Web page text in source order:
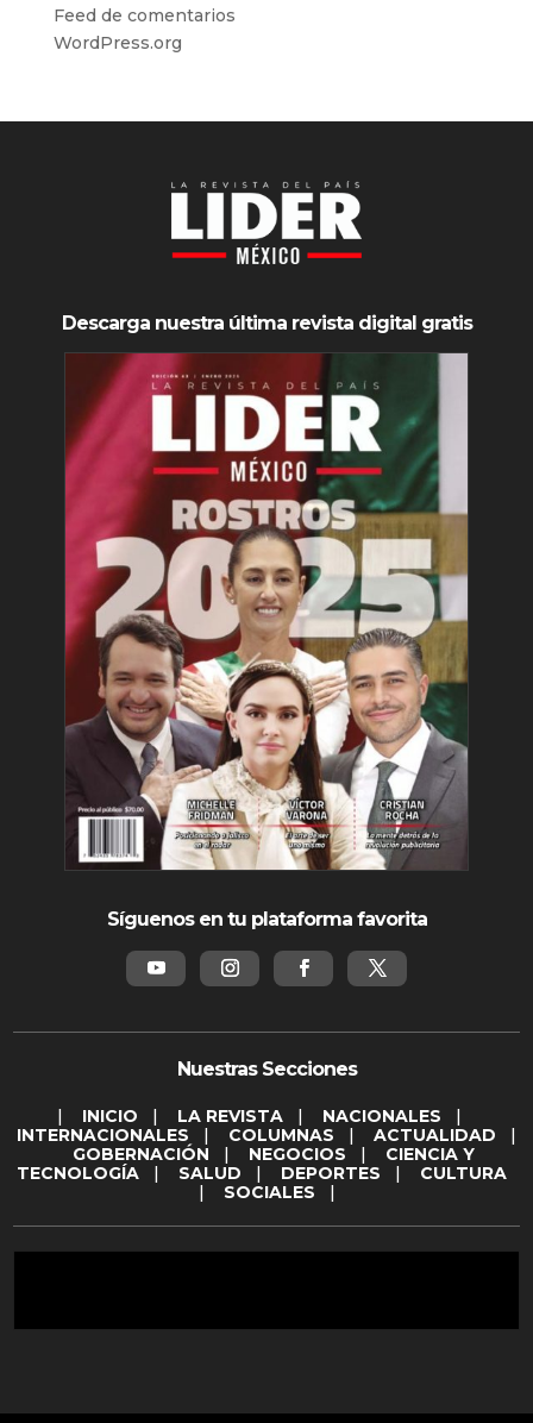
Feed de comentarios
WordPress.org
Descarga nuestra última revista digital gratis
Síguenos en tu plataforma favorita
Nuestras Secciones
| INICIO | LA REVISTA | NACIONALES |
INTERNACIONALES | COLUMNAS | ACTUALIDAD |
GOBERNACIÓN | NEGOCIOS | CIENCIA Y
TECNOLOGÍA | SALUD | DEPORTES | CULTURA
| SOCIALES |